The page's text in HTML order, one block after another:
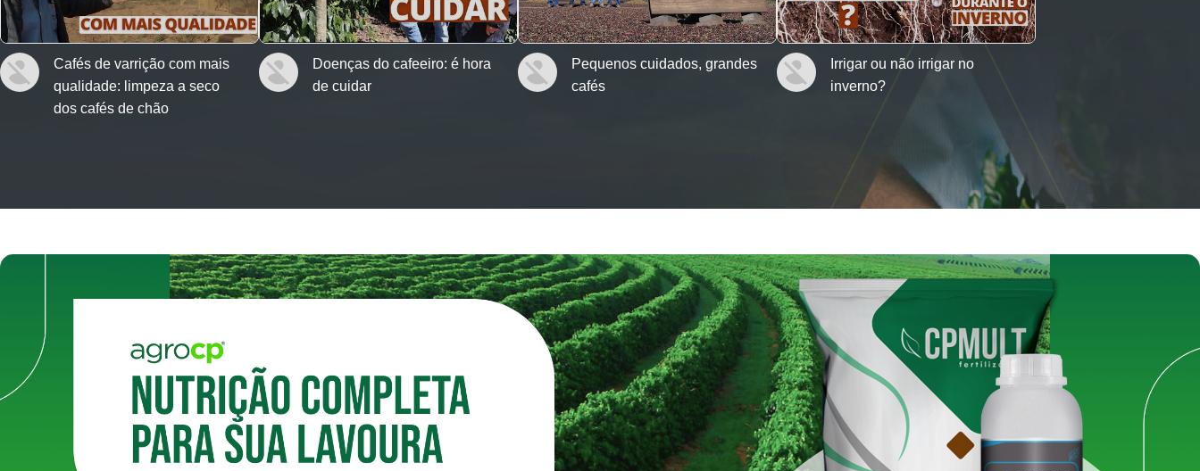
Cafés de varrição com mais
qualidade: limpeza a seco
dos cafés de chão
Doenças do cafeeiro: é hora
de cuidar
Pequenos cuidados, grandes
cafés
Irrigar ou não irrigar no
inverno?